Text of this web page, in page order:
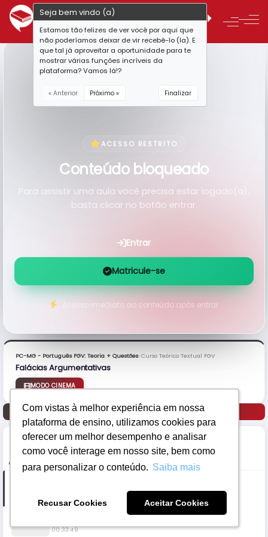
Com vistas à melhor experiência em nossa
plataforma de ensino, utilizamos cookies para
oferecer um melhor desempenho e analisar
como você interage em nosso site, bem como
para personalizar o conteúdo. Saiba mais
Recusar Cookies Aceitar Cookies
Com vistas à melhor experiência em nossa
plataforma de ensino, utilizamos cookies para
oferecer um melhor desempenho e analisar
como você interage em nosso site, bem como
para personalizar o conteúdo. Saiba mais
Recusar Cookies Aceitar Cookies
ACESSO RESTRITO
Conteúdo bloqueado
Para assistir uma aula você precisa estar logado(a),
basta clicar no botão entrar.
Entrar
Matricule-se
Acesso imediato ao conteúdo após entrar
PC-MG - Português FGV: Teoria + Questões›Curso Teórico Textual FGV
Falácias Argumentativas
MODO CINEMA
Anterior Próximo
PARTES ANOTAÇÕES
00:33:49
Seja bem vindo (a)
Estamos tão felizes de ver você por aqui que
não poderíamos deixar de vir recebê-lo (la). E
que tal já aproveitar a oportunidade para te
mostrar várias funções incríveis da
plataforma? Vamos lá!?
« Anterior Próximo » Finalizar